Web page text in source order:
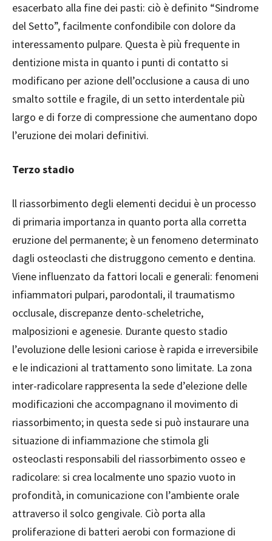
esacerbato alla fine dei pasti: ciò è definito “Sindrome
del Setto”, facilmente confondibile con dolore da
interessamento pulpare. Questa è più frequente in
dentizione mista in quanto i punti di contatto si
modificano per azione dell’occlusione a causa di uno
smalto sottile e fragile, di un setto interdentale più
largo e di forze di compressione che aumentano dopo
l’eruzione dei molari definitivi.
Terzo stadio
ll riassorbimento degli elementi decidui è un processo
di primaria importanza in quanto porta alla corretta
eruzione del permanente; è un fenomeno determinato
dagli osteoclasti che distruggono cemento e dentina.
Viene influenzato da fattori locali e generali: fenomeni
infiammatori pulpari, parodontali, il traumatismo
occlusale, discrepanze dento-scheletriche,
malposizioni e agenesie. Durante questo stadio
l’evoluzione delle lesioni cariose è rapida e irreversibile
e le indicazioni al trattamento sono limitate. La zona
inter-radicolare rappresenta la sede d’elezione delle
modificazioni che accompagnano il movimento di
riassorbimento; in questa sede si può instaurare una
situazione di infiammazione che stimola gli
osteoclasti responsabili del riassorbimento osseo e
radicolare: si crea localmente uno spazio vuoto in
profondità, in comunicazione con l’ambiente orale
attraverso il solco gengivale. Ciò porta alla
proliferazione di batteri aerobi con formazione di